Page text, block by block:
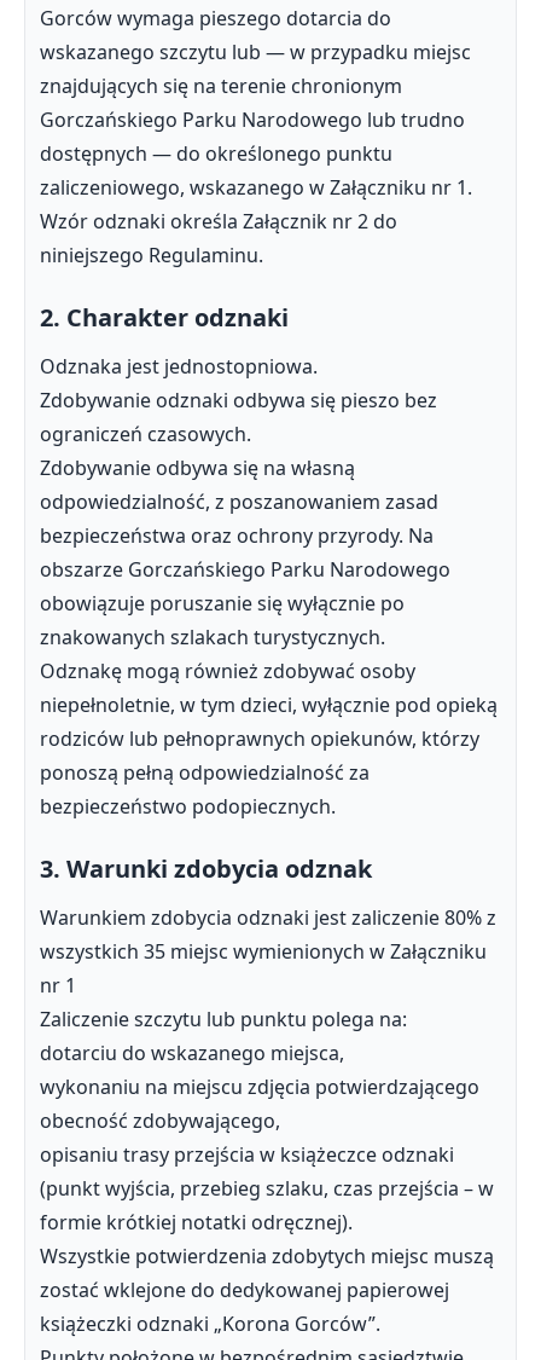
Gorców wymaga pieszego dotarcia do
wskazanego szczytu lub — w przypadku miejsc
znajdujących się na terenie chronionym
Gorczańskiego Parku Narodowego lub trudno
dostępnych — do określonego punktu
zaliczeniowego, wskazanego w Załączniku nr 1.
Wzór odznaki określa Załącznik nr 2 do
niniejszego Regulaminu.
2. Charakter odznaki
Odznaka jest jednostopniowa.
Zdobywanie odznaki odbywa się pieszo bez
ograniczeń czasowych.
Zdobywanie odbywa się na własną
odpowiedzialność, z poszanowaniem zasad
bezpieczeństwa oraz ochrony przyrody. Na
obszarze Gorczańskiego Parku Narodowego
obowiązuje poruszanie się wyłącznie po
znakowanych szlakach turystycznych.
Odznakę mogą również zdobywać osoby
niepełnoletnie, w tym dzieci, wyłącznie pod opieką
rodziców lub pełnoprawnych opiekunów, którzy
ponoszą pełną odpowiedzialność za
bezpieczeństwo podopiecznych.
3. Warunki zdobycia odznak
Warunkiem zdobycia odznaki jest zaliczenie 80% z
wszystkich 35 miejsc wymienionych w Załączniku
nr 1
Zaliczenie szczytu lub punktu polega na:
dotarciu do wskazanego miejsca,
wykonaniu na miejscu zdjęcia potwierdzającego
obecność zdobywającego,
opisaniu trasy przejścia w książeczce odznaki
(punkt wyjścia, przebieg szlaku, czas przejścia – w
formie krótkiej notatki odręcznej).
Wszystkie potwierdzenia zdobytych miejsc muszą
zostać wklejone do dedykowanej papierowej
książeczki odznaki „Korona Gorców”.